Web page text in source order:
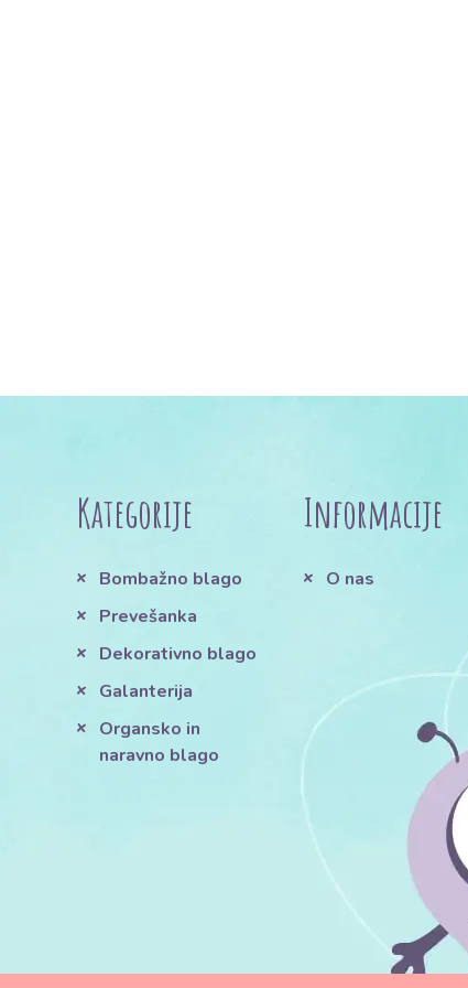
Kategorije
Bombažno blago
Prevešanka
Dekorativno blago
Galanterija
Organsko in
naravno blago
Informacije
O nas